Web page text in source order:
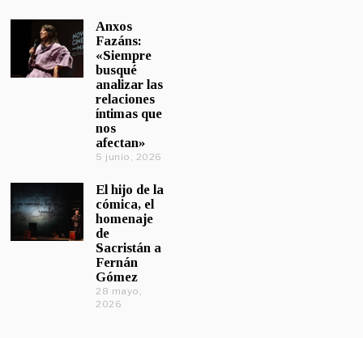
Anxos
Fazáns:
«Siempre
busqué
analizar las
relaciones
íntimas que
nos
afectan»
5 junio, 2026
El hijo de la
cómica, el
homenaje
de
Sacristán a
Fernán
Gómez
28 mayo,
2026